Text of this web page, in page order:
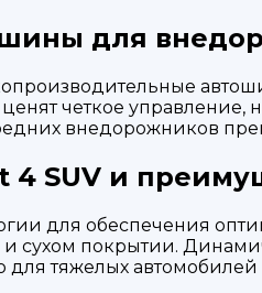
для
четкое
внедорожников
SUV и
для обеспечения
сухом покрытии.
тяжелых автомобилей